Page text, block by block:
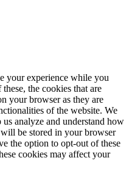
your experience while you
the cookies that are
your browser as they are
of the website. We
analyze and understand how
be stored in your browser
the option to opt-out of these
cookies may affect your